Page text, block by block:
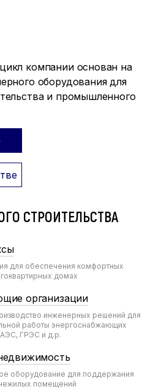
компании основан на
оборудования для
и промышленного
СТРОИТЕЛЬСТВА
для обеспечения комфортных
домах
организации
инженерных решений для
работы энергоснабжающих
ГРЭС и д.р.
оборудование для поддержания
помещений